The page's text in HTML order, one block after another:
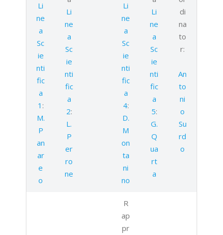
Li
ne
a
Sc
ie
nti
fic
a
1 :
M.
P
an
ar
e
o
Li
ne
a
Sc
ie
nti
fic
a
2:
L.
P
er
ro
ne
Li
ne
a
Sc
ie
nti
fic
a
4:
D.
M
on
ta
ni
no
Li
ne
a
Sc
ie
nti
fic
a
5:
G.
Q
ua
rt
a
di
na
to
r:
An
to
ni
o
Su
rd
o
R
ap
pr